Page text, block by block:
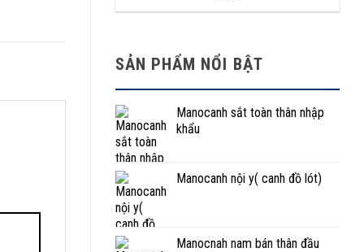
SẢN PHẨM NỔI BẬT
Manocanh sắt toàn thân nhập
khẩu
Manocanh nội y( canh đồ lót)
Manocnah nam bán thân đầu